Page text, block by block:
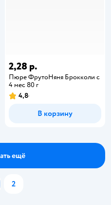
2,28 р.
Пюре ФрутоНяня Брокколи с
4 мес 80 г
4,8
В корзину
ещё
2